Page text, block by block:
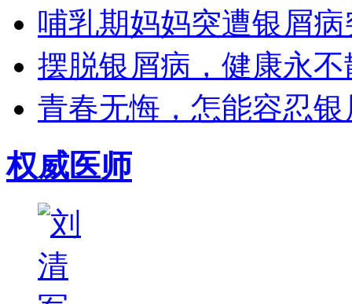
哺乳期妈妈突遭银屑
摆脱银屑病，健康永不
青春无悔，怎能容忍
权威医师